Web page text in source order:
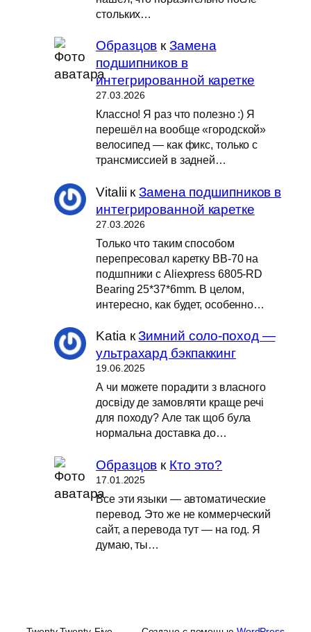
стольких…
Образцов кЗамена
подшипников в
интегрированной каретке
27.03.2026
Классно! Я раз что полезно :) Я
перешёл на вообще «городской»
велосипед — как фикс, только с
трансмиссией в задней…
Vitalii кЗамена подшипников в
интегрированной каретке
27.03.2026
Только что таким способом
перепресовал каретку BB-70 на
подшпники с Aliexpress 6805-RD
Bearing 25*37*6mm. В целом,
интересно, как будет, особенно…
KatiaкЗимний соло-поход —
ультрахард бэкпаккинг
19.06.2025
А чи можете порадити з власного
досвіду де замовляти краще речі
для походу? Але так щоб була
нормальна доставка до…
Образцов к Кто это?
17.01.2025
Все эти языки — автоматические
перевод. Это же не коммерческий
сайт, а перевода тут — на год. Я
думаю, ты…